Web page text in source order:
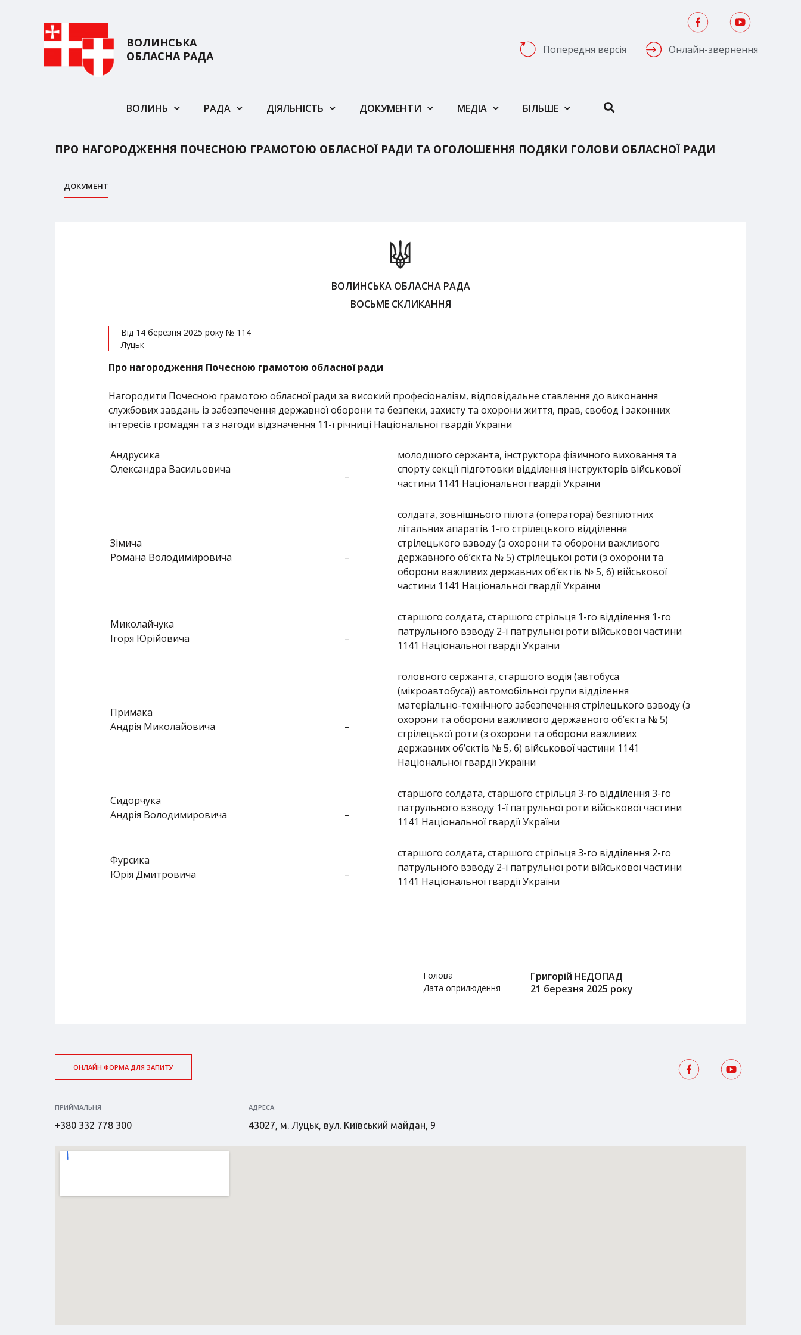
ВОЛИНСЬКА
ОБЛАСНА РАДА
Попередня версія Онлайн-звернення
ВОЛИНЬ РАДА ДІЯЛЬНІСТЬ ДОКУМЕНТИ МЕДІА БІЛЬШЕ
ПРО НАГОРОДЖЕННЯ ПОЧЕСНОЮ ГРАМОТОЮ ОБЛАСНОЇ РАДИ ТА ОГОЛОШЕННЯ ПОДЯКИ ГОЛОВИ ОБЛАСНОЇ РАДИ
ДОКУМЕНТ
ВОЛИНСЬКА ОБЛАСНА РАДА
ВОСЬМЕ СКЛИКАННЯ
Від 14 березня 2025 року № 114
Луцьк
Про нагородження Почесною грамотою обласної ради
Нагородити Почесною грамотою обласної ради за високий професіоналізм, відповідальне ставлення до виконання
службових завдань із забезпечення державної оборони та безпеки, захисту та охорони життя, прав, свобод і законних
інтересів громадян та з нагоди відзначення 11-ї річниці Національної гвардії України
Андрусика
Олександра Васильовича
–
молодшого сержанта, інструктора фізичного виховання та
спорту секції підготовки відділення інструкторів військової
частини 1141 Національної гвардії України
Зімича
Романа Володимировича
–
cолдата, зовнішнього пілота (оператора) безпілотних
літальних апаратів 1-го стрілецького відділення
стрілецького взводу (з охорони та оборони важливого
державного об’єкта № 5) стрілецької роти (з охорони та
оборони важливих державних об’єктів № 5, 6) військової
частини 1141 Національної гвардії України
Миколайчука
Ігоря Юрійовича
–
старшого солдата, старшого стрільця 1-го відділення 1-го
патрульного взводу 2-ї патрульної роти військової частини
1141 Національної гвардії України
Примака
Андрія Миколайовича
–
головного сержанта, старшого водія (автобуса
(мікроавтобуса)) автомобільної групи відділення
матеріально-технічного забезпечення стрілецького взводу (з
охорони та оборони важливого державного об’єкта № 5)
стрілецької роти (з охорони та оборони важливих
державних об’єктів № 5, 6) військової частини 1141
Національної гвардії України
Сидорчука
Андрія Володимировича
–
старшого солдата, старшого стрільця 3-го відділення 3-го
патрульного взводу 1-ї патрульної роти військової частини
1141 Національної гвардії України
Фурсика
Юрія Дмитровича
–
старшого солдата, старшого стрільця 3-го відділення 2-го
патрульного взводу 2-ї патрульної роти військової частини
1141 Національної гвардії України
Голова Григорій НЕДОПАД
Дата оприлюдення 21 березня 2025 року
ОНЛАЙН ФОРМА ДЛЯ ЗАПИТУ
ПРИЙМАЛЬНЯ
+380 332 778 300
АДРЕСА
43027, м. Луцьк, вул. Київський майдан, 9